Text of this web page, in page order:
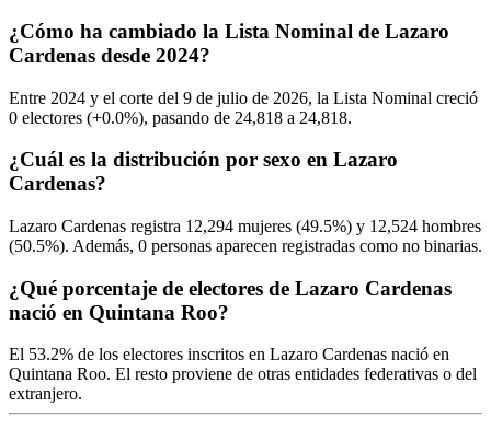
¿Cómo ha cambiado la Lista Nominal de Lazaro
Cardenas desde 2024?
Entre 2024 y el corte del 9 de julio de 2026, la Lista Nominal creció
0 electores (+0.0%), pasando de 24,818 a 24,818.
¿Cuál es la distribución por sexo en Lazaro
Cardenas?
Lazaro Cardenas registra 12,294 mujeres (49.5%) y 12,524 hombres
(50.5%). Además, 0 personas aparecen registradas como no binarias.
¿Qué porcentaje de electores de Lazaro Cardenas
nació en Quintana Roo?
El 53.2% de los electores inscritos en Lazaro Cardenas nació en
Quintana Roo. El resto proviene de otras entidades federativas o del
extranjero.